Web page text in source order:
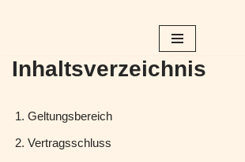
Inhalt
springen
Inhaltsverzeichnis
Geltungsbereich
Vertragsschluss